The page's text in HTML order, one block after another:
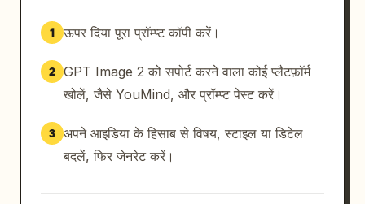
1 ऊपर दिया पूरा प्रॉम्प्ट कॉपी करें।
2 GPT Image 2 को सपोर्ट करने वाला कोई प्लैटफ़ॉर्म
खोलें, जैसे YouMind, और प्रॉम्प्ट पेस्ट करें।
3 अपने आइडिया के हिसाब से विषय, स्टाइल या डिटेल
बदलें, फिर जेनरेट करें।